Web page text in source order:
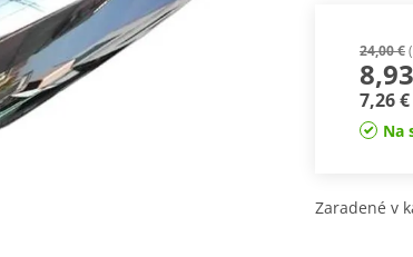
24,00 €
7,26 €
Na
Zaradené v